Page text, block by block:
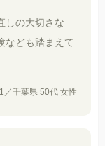
しの大切さな
なども踏まえて
／千葉県 50代 女性